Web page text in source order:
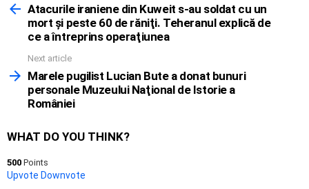
moreAtacurile iraniene din Kuweit s-au soldat cu un
mort şi peste 60 de răniţi. Teheranul explică de
ce a întreprins operaţiunea
Next article
Marele pugilist Lucian Bute a donat bunuri
personale Muzeului Naţional de Istorie a
României
WHAT DO YOU THINK?
500 Points
Upvote Downvote